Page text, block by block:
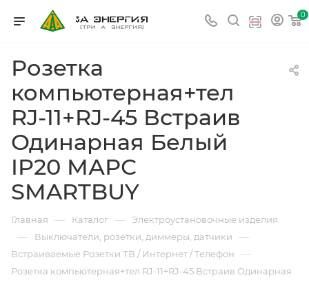
0
Розетка
компьютерная+тел
RJ-11+RJ-45 Встраив
Одинарная Белый
IP20 МАРС
SMARTBUY
Главная — Каталог — Электроустановочные изделия
— Выключатели, розетки, диммеры, датчики —
Встраиваемые Розетки ТВ / Интернет / Телефон —
Розетка компьютерная+тел RJ-11+RJ-45 Встраив Одинарная